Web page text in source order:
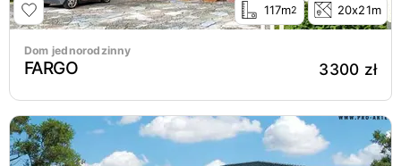
117m2 20x21m
Dom jednorodzinny
FARGO 3300 zł